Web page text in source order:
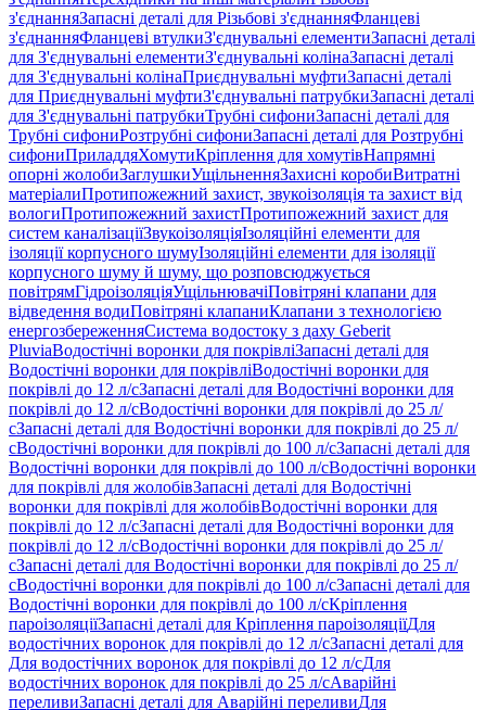
з'єднанняЗапасні деталі для Різьбові з'єднанняФланцеві
з'єднанняФланцеві втулкиЗ'єднувальні елементиЗапасні деталі
для З'єднувальні елементиЗ'єднувальні колінаЗапасні деталі
для З'єднувальні колінаПриєднувальні муфтиЗапасні деталі
для Приєднувальні муфтиЗ'єднувальні патрубкиЗапасні деталі
для З'єднувальні патрубкиТрубні сифониЗапасні деталі для
Трубні сифониРозтрубні сифониЗапасні деталі для Розтрубні
сифониПриладдяХомутиКріплення для хомутівНапрямні
опорні жолобиЗаглушкиУщільненняЗахисні коробиВитратні
матеріалиПротипожежний захист, звукоізоляція та захист від
вологиПротипожежний захистПротипожежний захист для
систем каналізаціїЗвукоізоляціяІзоляційні елементи для
ізоляції корпусного шумуІзоляційні елементи для ізоляції
корпусного шуму й шуму, що розповсюджується
повітрямГідроізоляціяУщільнювачіПовітряні клапани для
відведення водиПовітряні клапаниКлапани з технологією
енергозбереженняСистема водостоку з даху Geberit
PluviaВодостічні воронки для покрівліЗапасні деталі для
Водостічні воронки для покрівліВодостічні воронки для
покрівлі до 12 л/сЗапасні деталі для Водостічні воронки для
покрівлі до 12 л/сВодостічні воронки для покрівлі до 25 л/
сЗапасні деталі для Водостічні воронки для покрівлі до 25 л/
сВодостічні воронки для покрівлі до 100 л/сЗапасні деталі для
Водостічні воронки для покрівлі до 100 л/сВодостічні воронки
для покрівлі для жолобівЗапасні деталі для Водостічні
воронки для покрівлі для жолобівВодостічні воронки для
покрівлі до 12 л/сЗапасні деталі для Водостічні воронки для
покрівлі до 12 л/сВодостічні воронки для покрівлі до 25 л/
сЗапасні деталі для Водостічні воронки для покрівлі до 25 л/
сВодостічні воронки для покрівлі до 100 л/сЗапасні деталі для
Водостічні воронки для покрівлі до 100 л/сКріплення
пароізоляціїЗапасні деталі для Кріплення пароізоляціїДля
водостічних воронок для покрівлі до 12 л/сЗапасні деталі для
Для водостічних воронок для покрівлі до 12 л/сДля
водостічних воронок для покрівлі до 25 л/сАварійні
переливиЗапасні деталі для Аварійні переливиДля